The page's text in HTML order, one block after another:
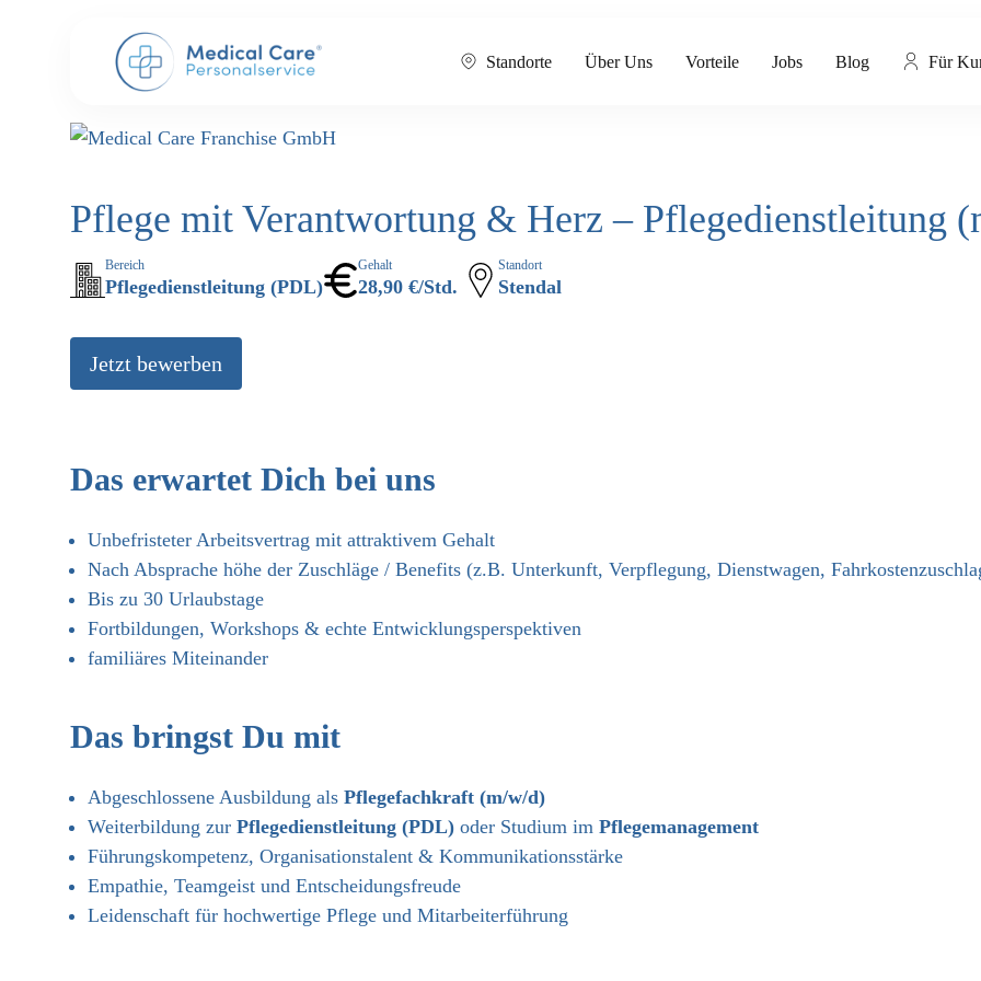
Standorte Über Uns Vorteile Jobs Blog Für
Pflege mit Verantwortung & Herz – Pflegedienstleitung
Bereich
Pflegedienstleitung (PDL)
Gehalt
28,90 €/Std.
Standort
Stendal
Jetzt bewerben
Das erwartet Dich bei uns
Unbefristeter Arbeitsvertrag mit attraktivem Gehalt
Nach Absprache höhe der Zuschläge / Benefits (z.B. Unterkunft, Verpflegung, Dienstwagen,
Bis zu 30 Urlaubstage
Fortbildungen, Workshops & echte Entwicklungsperspektiven
familiäres Miteinander
Das bringst Du mit
Abgeschlossene Ausbildung als Pflegefachkraft (m/w/d)
Weiterbildung zur Pflegedienstleitung (PDL) oder Studium im Pflegemanagement
Führungskompetenz, Organisationstalent & Kommunikationsstärke
Empathie, Teamgeist und Entscheidungsfreude
Leidenschaft für hochwertige Pflege und Mitarbeiterführung